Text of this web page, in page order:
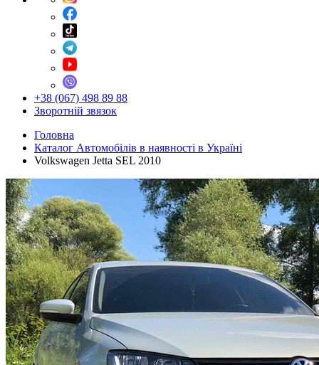
+38 (067) 498 89 88
Зворотній звязок
Головна
Каталог Автомобілів в наявності в Україні
Volkswagen Jetta SEL 2010